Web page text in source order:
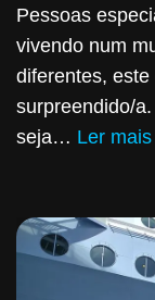
Pessoas
vivendo num
diferentes,
surpreendido/
seja… Ler